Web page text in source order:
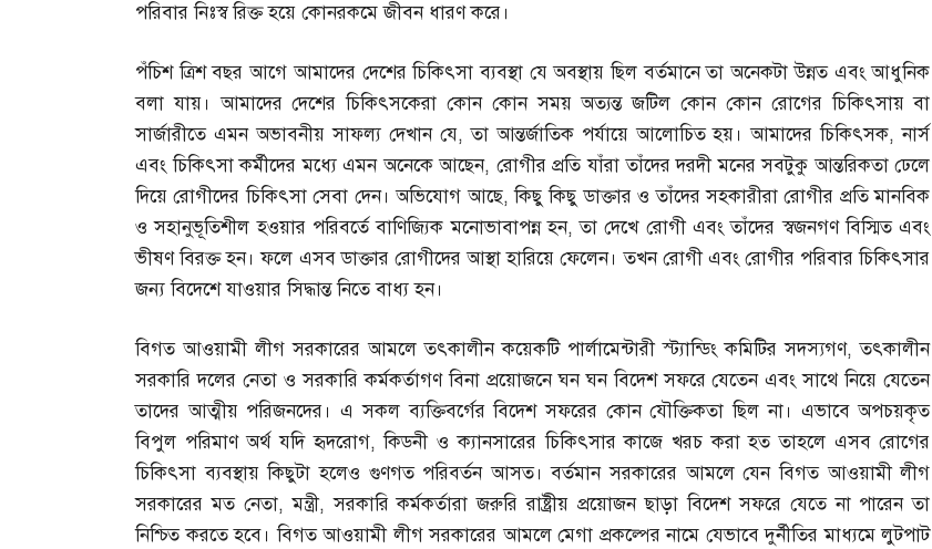
পরিবার নিঃস্ব রিক্ত হয়ে কোনরকমে জীবন ধারণ করে।
পঁচিশ ত্রিশ বছর আগে আমাদের দেশের চিকিৎসা ব্যবস্থা যে অবস্থায় ছিল বর্তমানে তা অনেকটা উন্নত এবং আধুনিক
বলা যায়। আমাদের দেশের চিকিৎসকেরা কোন কোন সময় অত্যন্ত জটিল কোন কোন রোগের চিকিৎসায় বা
সার্জারীতে এমন অভাবনীয় সাফল্য দেখান যে,তা আন্তর্জাতিক পর্যায়ে আলোচিত হয়। আমাদের চিকিৎসক,নার্স
এবং চিকিৎসা কর্মীদের মধ্যে এমন অনেকে আছেন, রোগীর প্রতি যাঁরা তাঁদের দরদী মনের সবটুকু আন্তরিকতা ঢেলে
দিয়ে রোগীদের চিকিৎসা সেবা দেন। অভিযোগ আছে,কিছু কিছু ডাক্তার ও তাঁদের সহকারীরা রোগীর প্রতি মানবিক
ও সহানুভূতিশীল হওয়ার পরিবর্তে বাণিজ্যিক মনোভাবাপন্ন হন,তা দেখে রোগী এবং তাঁদের স্বজনগণ বিস্মিত এবং
ভীষণ বিরক্ত হন। ফলে এসব ডাক্তার রোগীদের আস্থা হারিয়ে ফেলেন। তখন রোগী এবং রোগীর পরিবার চিকিৎসার
জন্য বিদেশে যাওয়ার সিদ্ধান্ত নিতে বাধ্য হন।
বিগত আওয়ামী লীগ সরকারের আমলে তৎকালীন কয়েকটি পার্লামেন্টারী স্ট্যান্ডিং কমিটির সদস্যগণ,তৎকালীন
সরকারি দলের নেতা ও সরকারি কর্মকর্তাগণ বিনা প্রয়োজনে ঘন ঘন বিদেশ সফরে যেতেন এবং সাথে নিয়ে যেতেন
তাদের আত্মীয় পরিজনদের। এ সকল ব্যক্তিবর্গের বিদেশ সফরের কোন যৌক্তিকতা ছিল না। এভাবে অপচয়কৃত
বিপুল পরিমাণ অর্থ যদি হৃদরোগ,কিডনী ও ক্যানসারের চিকিৎসার কাজে খরচ করা হত তাহলে এসব রোগের
চিকিৎসা ব্যবস্থায় কিছুটা হলেও গুণগত পরিবর্তন আসত। বর্তমান সরকারের আমলে যেন বিগত আওয়ামী লীগ
সরকারের মত নেতা,মন্ত্রী,সরকারি কর্মকর্তারা জরুরি রাষ্ট্রীয় প্রয়োজন ছাড়া বিদেশ সফরে যেতে না পারেন তা
নিশ্চিত করতে হবে। বিগত আওয়ামী লীগ সরকারের আমলে মেগা প্রকল্পের নামে যেভাবে দুর্নীতির মাধ্যমে লুটপাট